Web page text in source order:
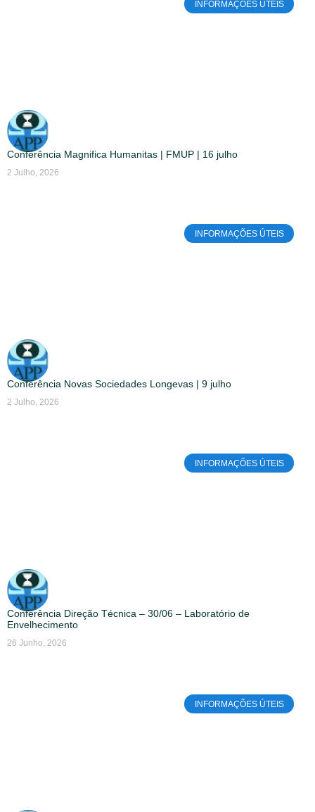
INFORMAÇÕES ÚTEIS
Conferência Magnifica Humanitas | FMUP | 16 julho
2 Julho, 2026
INFORMAÇÕES ÚTEIS
Conferência Novas Sociedades Longevas | 9 julho
2 Julho, 2026
INFORMAÇÕES ÚTEIS
Conferência Direção Técnica – 30/06 – Laboratório de
Envelhecimento
26 Junho, 2026
INFORMAÇÕES ÚTEIS